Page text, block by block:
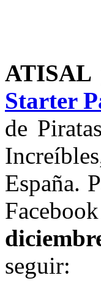
ATISAL
Starter
de
España.
seguir: